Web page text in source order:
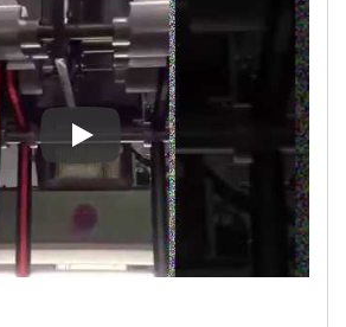
Tkalcovský stroj WFJ 2/65/